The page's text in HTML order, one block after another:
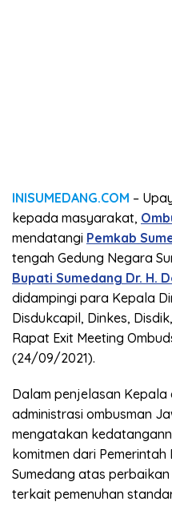
INISUMEDANG.COM –
kepada masyarakat,
mendatangi Pemkab
tengah Gedung Negara
Bupati Sumedang Dr. H.
didampingi para Kepala
Disdukcapil, Dinkes,
Rapat Exit Meeting
(24/09/2021).
Dalam penjelasan Kepala
administrasi ombusman
mengatakan
komitmen dari
Sumedang atas
terkait pemenuhan